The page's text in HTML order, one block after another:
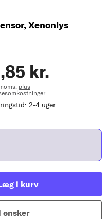
Xenonlys
kr.
plus
2-4 uger
i kurv